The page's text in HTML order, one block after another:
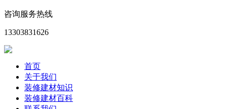
咨询服务热线
13303831626
首页
关于我们
装修建材知识
装修建材百科